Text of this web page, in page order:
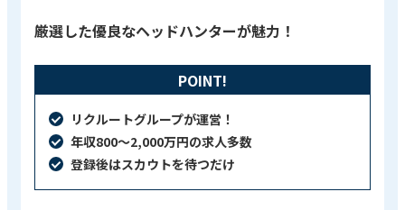
厳選した優良なヘッドハンターが魅力！
POINT!
リクルートグループが運営！
年収800〜2,000万円の求人多数
登録後はスカウトを待つだけ